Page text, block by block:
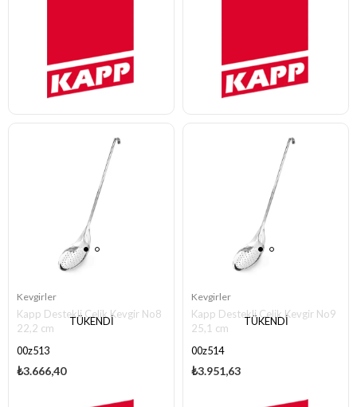
TÜKENDI
Kevgirler
Kapp Destekli Çelik Kevgir No8
22,2 cm
00z513
₺3.666,40
TÜKENDI
Kevgirler
Kapp Destekli Çelik Kevgir No9
25,1 cm
00z514
₺3.951,63